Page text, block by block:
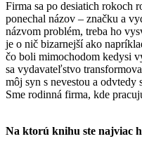
Firma sa po desiatich rokoch
ponechal názov – značku a
názvom problém, treba ho
je o nič bizarnejší ako
čo boli mimochodom kedysi
sa vydavateľstvo
môj syn s nevestou a odvtedy
Sme rodinná firma, kde
Na ktorú knihu ste najviac